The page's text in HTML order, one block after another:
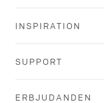
INSPIRATION
SUPPORT
ERBJUDANDEN